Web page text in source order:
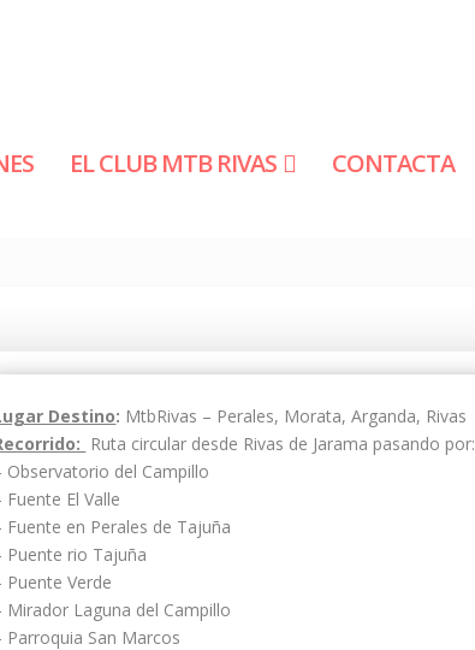
EL CLUB MTB RIVAS CONTACTA
Destino: MtbRivas – Perales, Morata, Arganda, Rivas
Ruta circular desde Rivas de Jarama pasando por:
Observatorio del Campillo
Fuente El Valle
Fuente en Perales de Tajuña
Puente rio Tajuña
Puente Verde
Mirador Laguna del Campillo
Parroquia San Marcos